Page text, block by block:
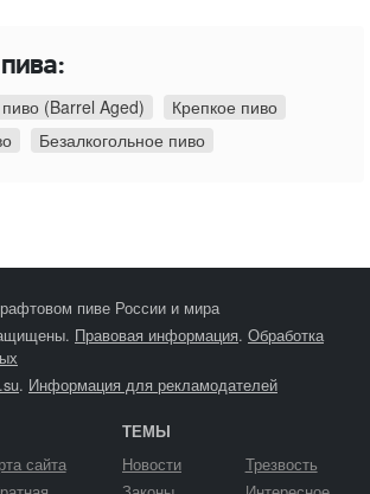
(Barrel Aged)
Крепкое пиво
Безалкогольное пиво
пиве России и мира
Правовая информация. Обработка
. Информация для рекламодателей
сайта
ТЕМЫ
Новости
Трезвость